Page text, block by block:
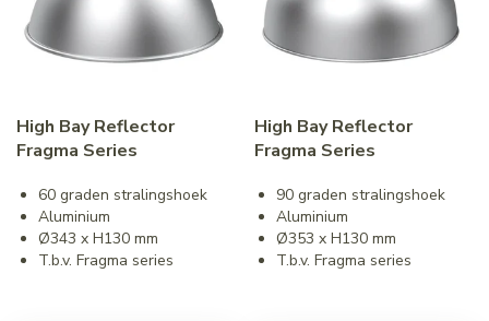
High Bay Reflector
Fragma Series
60 graden stralingshoek
Aluminium
Ø343 x H130 mm
T.b.v. Fragma series
High Bay Reflector
Fragma Series
90 graden stralingshoek
Aluminium
Ø353 x H130 mm
T.b.v. Fragma series